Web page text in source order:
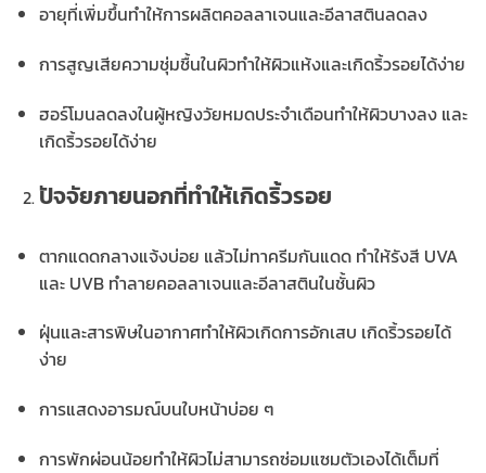
อายุที่เพิ่มขึ้นทำให้การผลิตคอลลาเจนและอีลาสตินลดลง
การสูญเสียความชุ่มชื้นในผิวทำให้ผิวแห้งและเกิดริ้วรอยได้ง่าย
ฮอร์โมนลดลงในผู้หญิงวัยหมดประจำเดือนทำให้ผิวบางลง และ
เกิดริ้วรอยได้ง่าย
ปัจจัยภายนอกที่ทำให้เกิดริ้วรอย
ตากแดดกลางแจ้งบ่อย แล้วไม่ทาครีมกันแดด ทำให้รังสี UVA
และ UVB ทำลายคอลลาเจนและอีลาสตินในชั้นผิว
ฝุ่นและสารพิษในอากาศทำให้ผิวเกิดการอักเสบ เกิดริ้วรอยได้
ง่าย
การแสดงอารมณ์บนใบหน้าบ่อย ๆ
การพักผ่อนน้อยทำให้ผิวไม่สามารถซ่อมแซมตัวเองได้เต็มที่